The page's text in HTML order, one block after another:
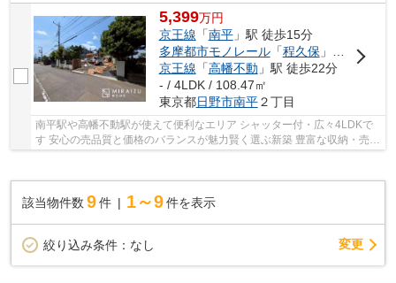
5,399万円
京王線 「南平」駅 徒歩15分
多摩都市モノレール「程久保」駅 徒歩15分
京王線 「高幡不動 」駅 徒歩22分
- / 4LDK / 108.47㎡
東京都日野市南平２丁目
南平駅や高幡不動駅が使えて便利なエリア シャッター付・広々4LDKで
す 安心の売品質と価格のバランスが魅力賢く選ぶ新築 豊富な収納・売主
自主施工デザイナーズ新邸 どうぞマイホーム...
該当物件数 9件 1～9 件を表示
絞り込み条件： なし 変更